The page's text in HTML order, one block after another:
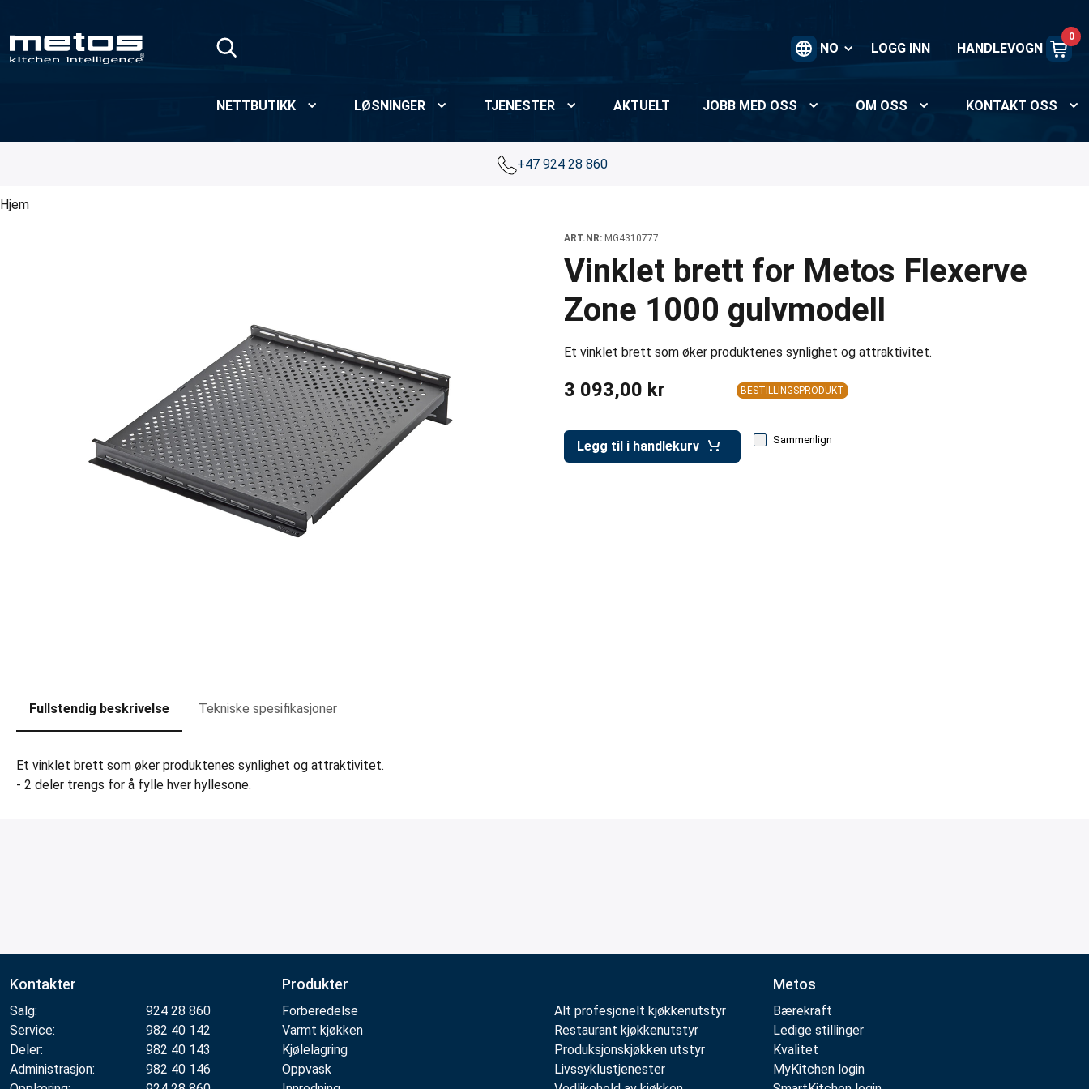
NO LOGG INN HANDLEVOGN
0
NETTBUTIKK LØSNINGER TJENESTER AKTUELT JOBB MED OSS OM OSS KONTAKT OSS
+47 924 28 860
Hjem
ART.NR: MG4310777
Vinklet brett for Metos Flexerve
Zone 1000 gulvmodell
Et vinklet brett som øker produktenes synlighet og attraktivitet.
3 093,00 kr BESTILLINGSPRODUKT
Legg til i handlekurv Sammenlign
Fullstendig beskrivelse Tekniske spesifikasjoner
Et vinklet brett som øker produktenes synlighet og attraktivitet.
- 2 deler trengs for å fylle hver hyllesone.
Kontakter
Salg:
924 28 860
Service:
982 40 142
Deler:
982 40 143
Administrasjon:
982 40 146
Produkter
Forberedelse
Varmt kjøkken
Kjølelagring
Oppvask
Alt profesjonelt kjøkkenutstyr
Restaurant kjøkkenutstyr
Produksjonskjøkken utstyr
Livssyklustjenester
Metos
Bærekraft
Ledige stillinger
Kvalitet
MyKitchen login